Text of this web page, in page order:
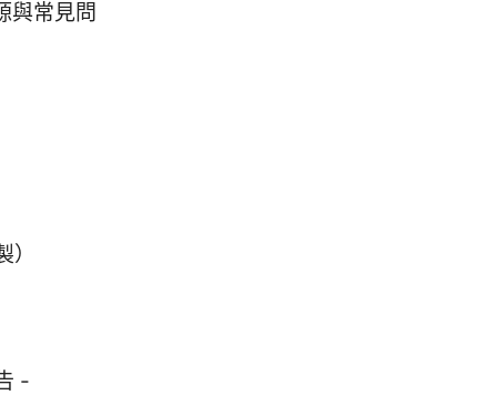
與常見問
-